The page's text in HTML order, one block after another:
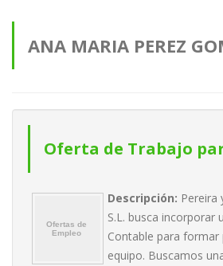
ANA MARIA PEREZ
Oferta de Trabajo
administrativo
Descripción: Pereira
S.L. busca incorporar
Contable para
equipo. Buscamos